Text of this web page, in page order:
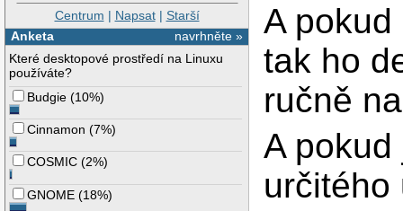
Centrum | Napsat| Starší
navrhněte »
Anketa
Které desktopové prostředí na Linuxu
používáte?
Budgie (10%)
Cinnamon (7%)
COSMIC (2%)
GNOME (18%)
A
tak ho
ručně
A
určitého